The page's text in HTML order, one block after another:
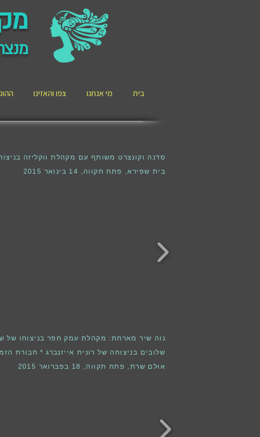
צפו והאזינו מי אנחנו בית
סדנה וקונצרט משותף עם מקהלת ווקליזה
בית שפירא, פתח תקווה, 14 בינואר 2015
נוה שיר מארחת: מקהלת עמק חפר בניצוחו של
שלובים בניצוחה של רונית אייזנברג * חבורת
אולם שרת, פתח תקווה, 18 בפברואר 2015